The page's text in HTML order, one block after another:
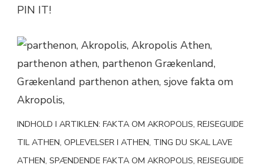
PIN IT!
INDHOLD I ARTIKLEN: FAKTA OM AKROPOLIS, REJSEGUIDE
TIL ATHEN, OPLEVELSER I ATHEN, TING DU SKAL LAVE
ATHEN, SPÆNDENDE FAKTA OM AKROPOLIS, REJSEGUIDE